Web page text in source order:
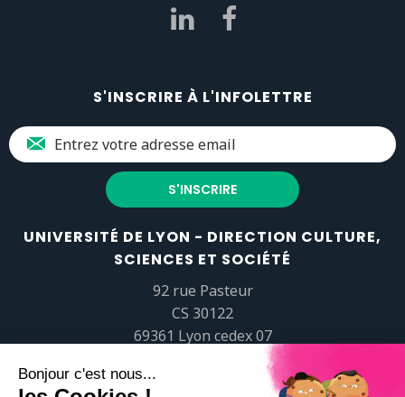
S'INSCRIRE À L'INFOLETTRE
UNIVERSITÉ DE LYON - DIRECTION CULTURE,
SCIENCES ET SOCIÉTÉ
92 rue Pasteur
CS 30122
69361 Lyon cedex 07
popsciences@universite-lyon.fr
Tél.+33 (0)4 37 37 82 01